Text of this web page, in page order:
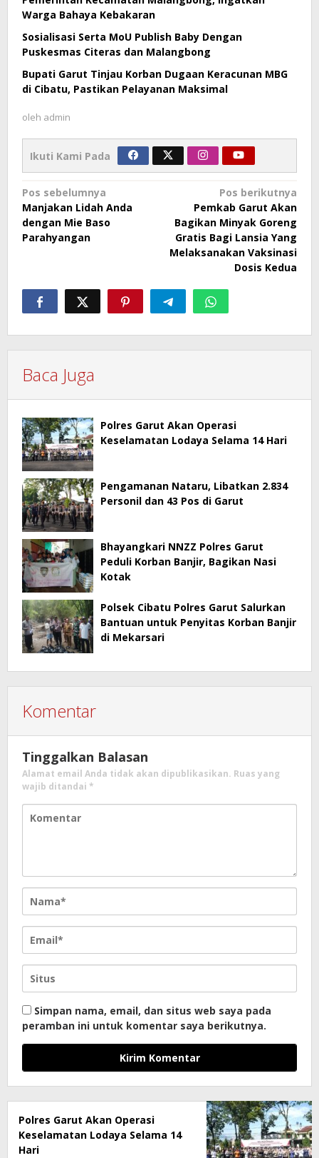
Warga Bahaya Kebakaran
Sosialisasi Serta MoU Publish Baby Dengan
Puskesmas Citeras dan Malangbong
Bupati Garut Tinjau Korban Dugaan Keracunan MBG
di Cibatu, Pastikan Pelayanan Maksimal
oleh admin
Ikuti Kami Pada
Navigasi
pos
Pos sebelumnya
Manjakan Lidah Anda
dengan Mie Baso
Parahyangan
Pos berikutnya
Pemkab Garut Akan
Bagikan Minyak Goreng
Gratis Bagi Lansia Yang
Melaksanakan Vaksinasi
Dosis Kedua
Baca Juga
Polres Garut Akan Operasi
Keselamatan Lodaya Selama 14 Hari
Pengamanan Nataru, Libatkan 2.834
Personil dan 43 Pos di Garut
Bhayangkari NNZZ Polres Garut
Peduli Korban Banjir, Bagikan Nasi
Kotak
Polsek Cibatu Polres Garut Salurkan
Bantuan untuk Penyitas Korban Banjir
di Mekarsari
Komentar
Tinggalkan Balasan
Alamat email Anda tidak akan dipublikasikan. Ruas yang
wajib ditandai *
Simpan nama, email, dan situs web saya pada
peramban ini untuk komentar saya berikutnya.
Polres Garut Akan Operasi
Keselamatan Lodaya Selama 14
Hari